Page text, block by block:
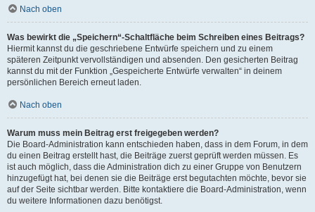
Nach oben
Was bewirkt die „Speichern“-Schaltfläche beim Schreiben eines Beitrags?
Hiermit kannst du die geschriebene Entwürfe speichern und zu einem
späteren Zeitpunkt vervollständigen und absenden. Den gesicherten Beitrag
kannst du mit der Funktion „Gespeicherte Entwürfe verwalten“ in deinem
persönlichen Bereich erneut laden.
Nach oben
Warum muss mein Beitrag erst freigegeben werden?
Die Board-Administration kann entschieden haben, dass in dem Forum, in dem
du einen Beitrag erstellt hast, die Beiträge zuerst geprüft werden müssen. Es
ist auch möglich, dass die Administration dich zu einer Gruppe von Benutzern
hinzugefügt hat, bei denen sie die Beiträge erst begutachten möchte, bevor sie
auf der Seite sichtbar werden. Bitte kontaktiere die Board-Administration, wenn
du weitere Informationen dazu benötigst.